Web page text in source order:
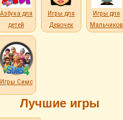
Азбука для
детей
Игры для
Девочек
Игры для
Мальчиков
Игры Симс
Лучшие игры